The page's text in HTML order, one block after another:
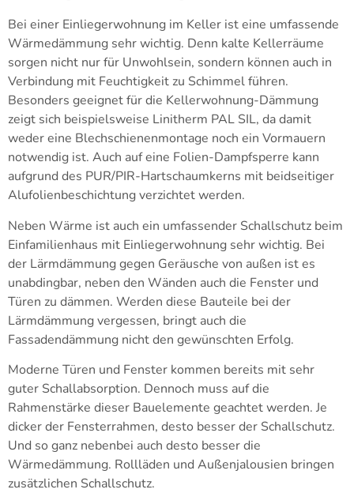
Bei einer Einliegerwohnung im Keller ist eine umfassende
Wärmedämmung sehr wichtig. Denn kalte Kellerräume
sorgen nicht nur für Unwohlsein, sondern können auch in
Verbindung mit Feuchtigkeit zu Schimmel führen.
Besonders geeignet für die Kellerwohnung-Dämmung
zeigt sich beispielsweise Linitherm PAL SIL, da damit
weder eine Blechschienenmontage noch ein Vormauern
notwendig ist. Auch auf eine Folien-Dampfsperre kann
aufgrund des PUR/PIR-Hartschaumkerns mit beidseitiger
Alufolienbeschichtung verzichtet werden.
Neben Wärme ist auch ein umfassender Schallschutz beim
Einfamilienhaus mit Einliegerwohnung sehr wichtig. Bei
der Lärmdämmung gegen Geräusche von außen ist es
unabdingbar, neben den Wänden auch die Fenster und
Türen zu dämmen. Werden diese Bauteile bei der
Lärmdämmung vergessen, bringt auch die
Fassadendämmung nicht den gewünschten Erfolg.
Moderne Türen und Fenster kommen bereits mit sehr
guter Schallabsorption. Dennoch muss auf die
Rahmenstärke dieser Bauelemente geachtet werden. Je
dicker der Fensterrahmen, desto besser der Schallschutz.
Und so ganz nebenbei auch desto besser die
Wärmedämmung. Rollläden und Außenjalousien bringen
zusätzlichen Schallschutz.